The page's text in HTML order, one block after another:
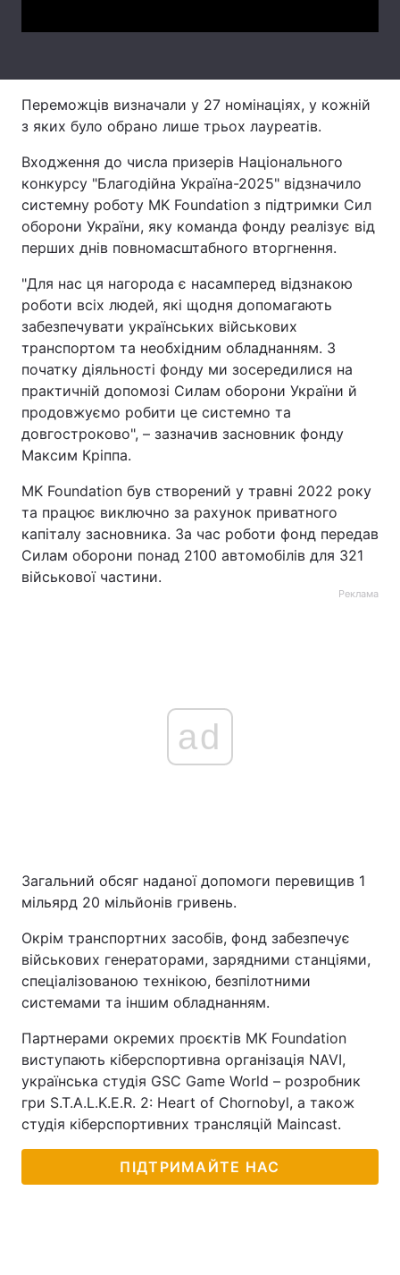
Послуги
Тема оформлення
Переможців визначали у 27 номінаціях, у кожній
з яких було обрано лише трьох лауреатів.
Входження до числа призерів Національного
конкурсу "Благодійна Україна-2025" відзначило
системну роботу MK Foundation з підтримки Сил
оборони України, яку команда фонду реалізує від
перших днів повномасштабного вторгнення.
"Для нас ця нагорода є насамперед відзнакою
роботи всіх людей, які щодня допомагають
забезпечувати українських військових
транспортом та необхідним обладнанням. З
початку діяльності фонду ми зосередилися на
практичній допомозі Силам оборони України й
продовжуємо робити це системно та
довгостроково", – зазначив засновник фонду
Максим Кріппа.
MK Foundation був створений у травні 2022 року
та працює виключно за рахунок приватного
капіталу засновника. За час роботи фонд передав
Силам оборони понад 2100 автомобілів для 321
військової частини.
Реклама
ad
Загальний обсяг наданої допомоги перевищив 1
мільярд 20 мільйонів гривень.
Окрім транспортних засобів, фонд забезпечує
військових генераторами, зарядними станціями,
спеціалізованою технікою, безпілотними
системами та іншим обладнанням.
Партнерами окремих проєктів MK Foundation
виступають кіберспортивна організація NAVI,
українська студія GSC Game World – розробник
гри S.T.A.L.K.E.R. 2: Heart of Chornobyl, а також
студія кіберспортивних трансляцій Maincast.
ПІДТРИМАЙТЕ НАС